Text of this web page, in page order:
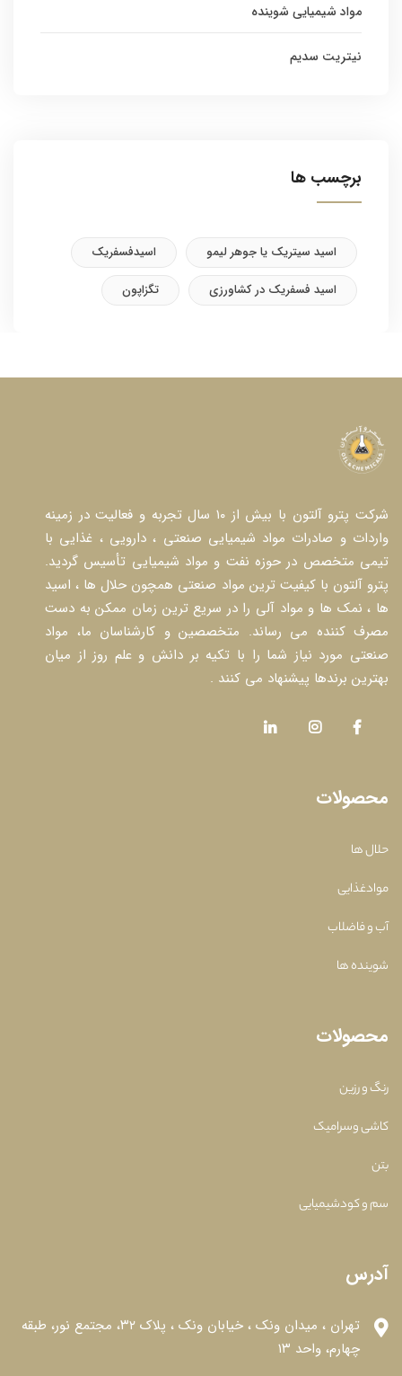
مواد شیمیایی شوینده
نیتریت سدیم
برچسب ها
اسید سیتریک یا جوهر لیمو
اسیدفسفریک
اسید فسفریک در کشاورزی
تگزاپون
شرکت پترو آلتون با بیش از ۱۰ سال تجربه و فعالیت در زمینه
واردات و صادرات مواد شیمیایی صنعتی ، دارویی ، غذایی با
تیمی متخصص در حوزه نفت و مواد شیمیایی تأسیس گردید.
پترو آلتون با کیفیت ترین مواد صنعتی همچون حلال ها ، اسید
ها ، نمک ها و مواد آلی را در سریع ترین زمان ممکن به دست
مصرف کننده می رساند. متخصصین و کارشناسان ما، مواد
صنعتی مورد نیاز شما را با تکیه بر دانش و علم روز از میان
بهترین برندها پیشنهاد می کنند .
محصولات
حلال ها
موادغذایی
آب و فاضلاب
شوینده ها
محصولات
رنگ و رزین
کاشی وسرامیک
بتن
سم و کودشیمیایی
آدرس
تهران ، میدان ونک ، خیابان ونک ، پلاک ۳۲، مجتمع نور، طبقه
چهارم، واحد ۱۳